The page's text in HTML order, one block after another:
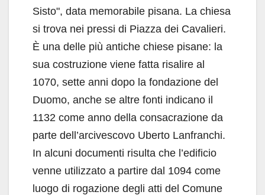
Sisto", data memorabile pisana. La chiesa
si trova nei pressi di Piazza dei Cavalieri.
È una delle più antiche chiese pisane: la
sua costruzione viene fatta risalire al
1070, sette anni dopo la fondazione del
Duomo, anche se altre fonti indicano il
1132 come anno della consacrazione da
parte dell’arcivescovo Uberto Lanfranchi.
In alcuni documenti risulta che l’edificio
venne utilizzato a partire dal 1094 come
luogo di rogazione degli atti del Comune